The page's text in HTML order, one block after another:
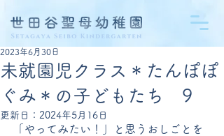
未就園児クラス＊たんぽぽ
ぐみ＊の子どもたち 9
2023年6月30日
更新日： 2024年5月16日
「やってみたい！」と思うおしごとを